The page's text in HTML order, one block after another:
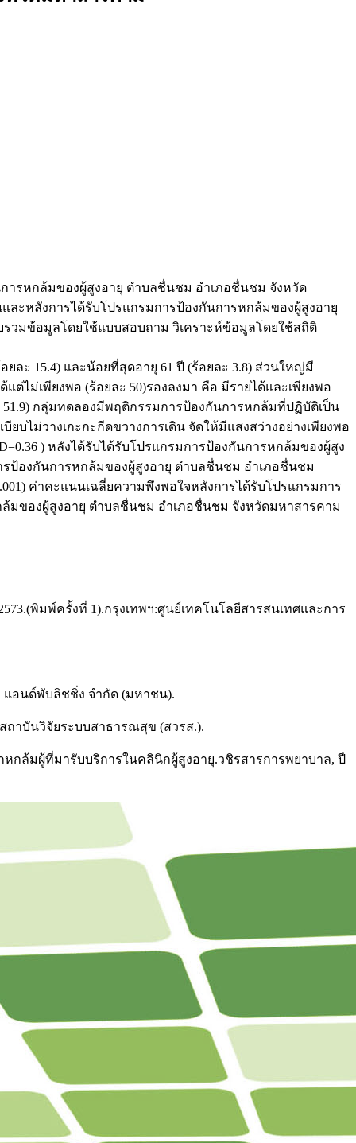
การหกล้มของผู้สูงอายุ ตำบลชื่นชม อำเภอชื่นชม จังหวัด
ละหลังการได้รับโปรแกรมการป้องกันการหกล้มของผู้สูงอายุ
รวมข้อมูลโดยใช้แบบสอบถาม วิเคราะห์ข้อมูลโดยใช้สถิติ
ละ 15.4) และน้อยที่สุดอายุ 61 ปี (ร้อยละ 3.8) ส่วนใหญ่มี
ต่ไม่เพียงพอ (ร้อยละ 50)รองลงมา คือ มีรายได้และเพียงพอ
51.9) กลุ่มทดลองมีพฤติกรรมการป้องกันการหกล้มที่ปฏิบัติเป็น
บไม่วางเกะกะกีดขวางการเดิน จัดให้มีแสงสว่างอย่างเพียงพอ
) หลังได้รับได้รับโปรแกรมการป้องกันการหกล้มของผู้สูง
รป้องกันการหกล้มของผู้สูงอายุ ตำบลชื่นชม อำเภอชื่นชม
ค่าคะแนนเฉลี่ยความพึงพอใจหลังการได้รับโปรแกรมการ
มของผู้สูงอายุ ตำบลชื่นชม อำเภอชื่นชม จังหวัดมหาสารคาม
พิมพ์ครั้งที่ 1).กรุงเทพฯ:ศูนย์เทคโนโลยีสารสนเทศและการ
แอนด์พับลิชชิ่ง จำกัด (มหาชน).
าบันวิจัยระบบสาธารณสุข (สวรส.).
กล้มผู้ที่มารับบริการในคลินิกผู้สูงอายุ.วชิรสารการพยาบาล, ปี